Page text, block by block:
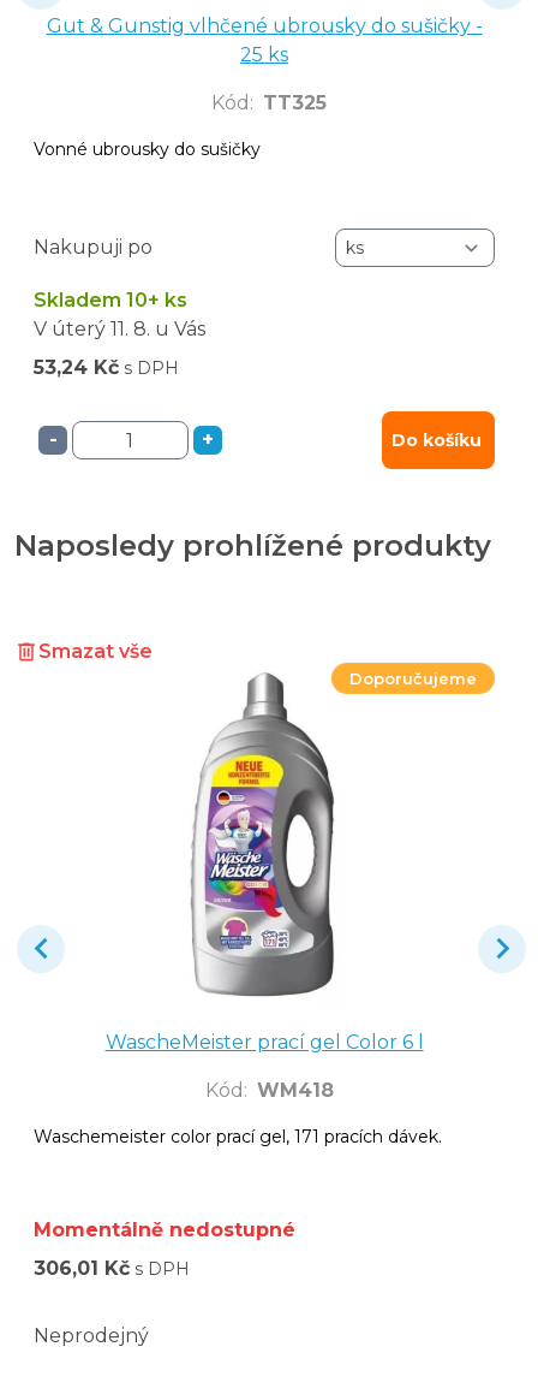
Gut & Gunstig vlhčené ubrousky do sušičky -
25 ks
Kód : TT325
Vonné ubrousky do sušičky
Nakupuji po
Skladem 10+ ks
V úterý 11. 8. u Vás
53,24 Kč s DPH
- + Do košíku
Naposledy prohlížené produkty
Smazat vše
Doporučujeme
WascheMeister prací gel Color 6 l
Kód : WM418
Waschemeister color prací gel, 171 pracích dávek.
Momentálně nedostupné
306,01 Kč s DPH
Neprodejný